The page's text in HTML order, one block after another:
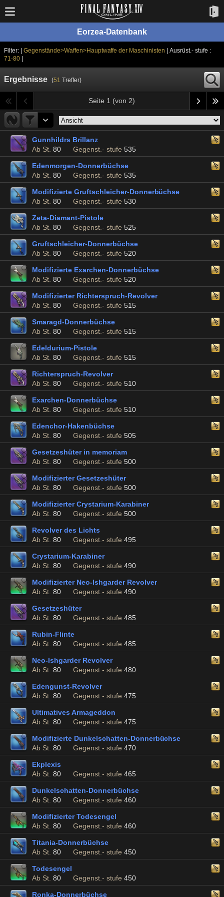
Eorzea-Datenbank
Filter: | Gegenstände>Waffen>Hauptwaffe der Maschinisten
| Ausrüst.- stufe :
71-80|
Ergebnisse (51 Treffer)
Seite 1 (von 2)
Gunnhildrs Brillanz
Ab St. 80 Gegenst.- stufe 535
Edenmorgen-Donnerbüchse
Ab St. 80 Gegenst.- stufe 535
Modifizierte Gruftschleicher-Donnerbüchse
Ab St. 80 Gegenst.- stufe 530
Zeta-Diamant-Pistole
Ab St. 80 Gegenst.- stufe 525
Gruftschleicher-Donnerbüchse
Ab St. 80 Gegenst.- stufe 520
Modifizierte Exarchen-Donnerbüchse
Ab St. 80 Gegenst.- stufe 520
Modifizierter Richterspruch-Revolver
Ab St. 80 Gegenst.- stufe 515
Smaragd-Donnerbüchse
Ab St. 80 Gegenst.- stufe 515
Edeldurium-Pistole
Ab St. 80 Gegenst.- stufe 515
Richterspruch-Revolver
Ab St. 80 Gegenst.- stufe 510
Exarchen-Donnerbüchse
Ab St. 80 Gegenst.- stufe 510
Edenchor-Hakenbüchse
Ab St. 80 Gegenst.- stufe 505
Gesetzeshüter in memoriam
Ab St. 80 Gegenst.- stufe 500
Modifizierter Gesetzeshüter
Ab St. 80 Gegenst.- stufe 500
Modifizierter Crystarium-Karabiner
Ab St. 80 Gegenst.- stufe 500
Revolver des Lichts
Ab St. 80 Gegenst.- stufe 495
Crystarium-Karabiner
Ab St. 80 Gegenst.- stufe 490
Modifizierter Neo-Ishgarder Revolver
Ab St. 80 Gegenst.- stufe 490
Gesetzeshüter
Ab St. 80 Gegenst.- stufe 485
Rubin-Flinte
Ab St. 80 Gegenst.- stufe 485
Neo-Ishgarder Revolver
Ab St. 80 Gegenst.- stufe 480
Edengunst-Revolver
Ab St. 80 Gegenst.- stufe 475
Ultimatives Armageddon
Ab St. 80 Gegenst.- stufe 475
Modifizierte Dunkelschatten-Donnerbüchse
Ab St. 80 Gegenst.- stufe 470
Ekplexis
Ab St. 80 Gegenst.- stufe 465
Dunkelschatten-Donnerbüchse
Ab St. 80 Gegenst.- stufe 460
Modifizierter Todesengel
Ab St. 80 Gegenst.- stufe 460
Titania-Donnerbüchse
Ab St. 80 Gegenst.- stufe 450
Todesengel
Ab St. 80 Gegenst.- stufe 450
Ronka-Donnerbüchse